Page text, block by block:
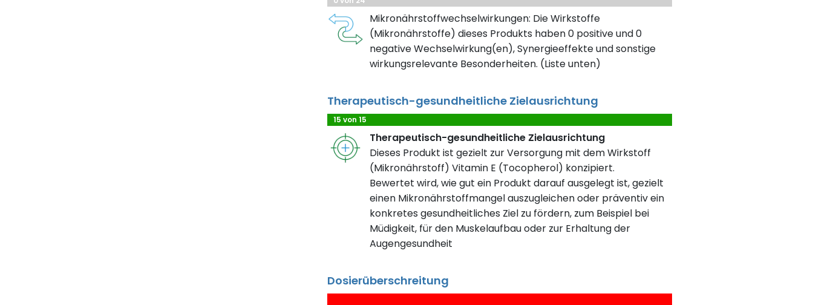
Mikronährstoffwechselwirkungen: Die Wirkstoffe
(Mikronährstoffe) dieses Produkts haben 0 positive und 0
negative Wechselwirkung(en), Synergieeffekte und sonstige
wirkungsrelevante Besonderheiten. (Liste unten)
Therapeutisch-gesundheitliche Zielausrichtung
15 von 15
Therapeutisch-gesundheitliche Zielausrichtung
Dieses Produkt ist gezielt zur Versorgung mit dem Wirkstoff
(Mikronährstoff) Vitamin E (Tocopherol) konzipiert.
Bewertet wird, wie gut ein Produkt darauf ausgelegt ist, gezielt
einen Mikronährstoffmangel auszugleichen oder präventiv ein
konkretes gesundheitliches Ziel zu fördern, zum Beispiel bei
Müdigkeit, für den Muskelaufbau oder zur Erhaltung der
Augengesundheit
Dosierüberschreitung